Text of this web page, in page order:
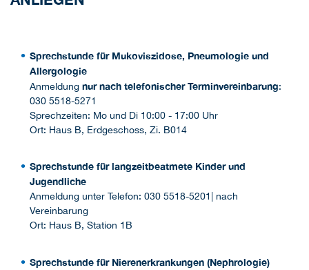
Sprechstunde für Mukoviszidose, Pneumologie und
Allergologie
Anmeldung nur nach telefonischer Terminvereinbarung:
030 5518-5271
Sprechzeiten: Mo und Di 10:00 - 17:00 Uhr
Ort: Haus B, Erdgeschoss, Zi. B014
Sprechstunde für langzeitbeatmete Kinder und
Jugendliche
Anmeldung unter Telefon: 030 5518-5201| nach
Vereinbarung
Ort: Haus B, Station 1B
Sprechstunde für Nierenerkrankungen (Nephrologie)